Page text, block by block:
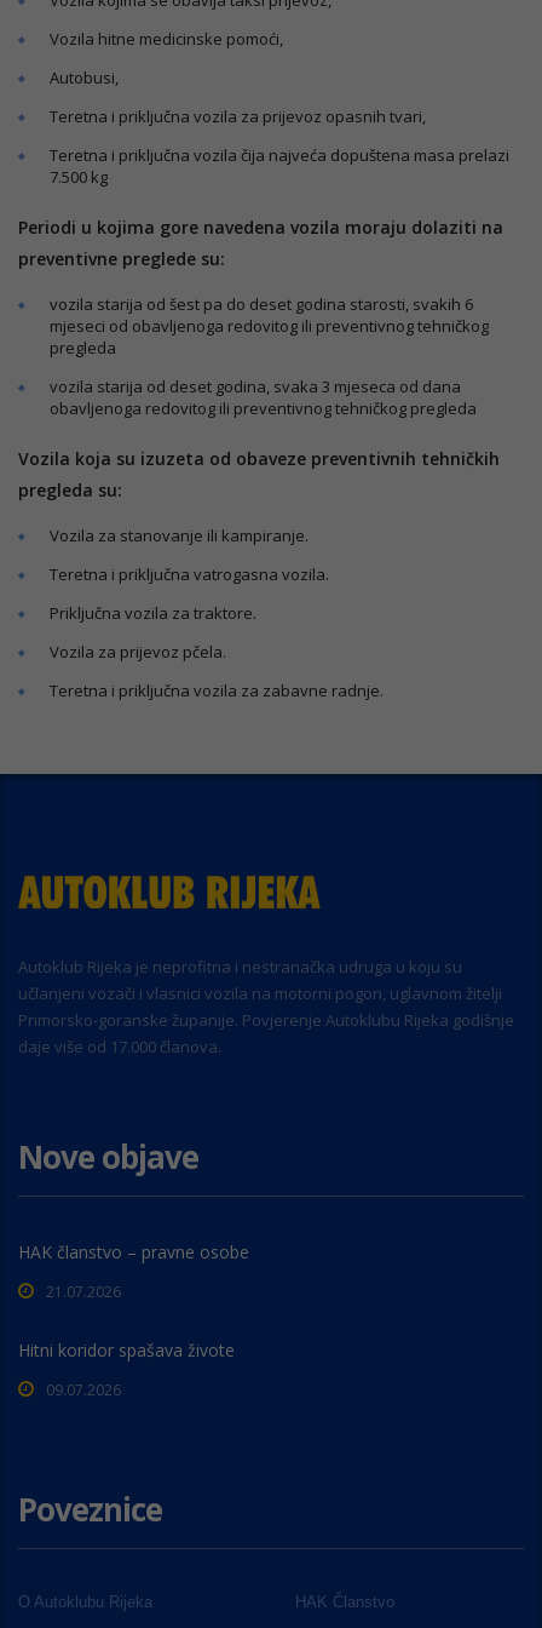
Vozila hitne medicinske pomoći,
Autobusi,
Teretna i priključna vozila za prijevoz opasnih tvari,
Teretna i priključna vozila čija najveća dopuštena masa prelazi
7.500 kg
Periodi u kojima gore navedena vozila moraju dolaziti na
preventivne preglede su:
vozila starija od šest pa do deset godina starosti, svakih 6
mjeseci od obavljenoga redovitog ili preventivnog tehničkog
pregleda
vozila starija od deset godina, svaka 3 mjeseca od dana
obavljenoga redovitog ili preventivnog tehničkog pregleda
Vozila koja su izuzeta od obaveze preventivnih tehničkih
pregleda su:
Vozila za stanovanje ili kampiranje.
Teretna i priključna vatrogasna vozila.
Priključna vozila za traktore.
Vozila za prijevoz pčela.
Teretna i priključna vozila za zabavne radnje.
Autoklub Rijeka je neprofitna i nestranačka udruga u koju su
učlanjeni vozači i vlasnici vozila na motorni pogon, uglavnom žitelji
Primorsko-goranske županije. Povjerenje Autoklubu Rijeka godišnje
daje više od 17.000 članova.
Nove objave
HAK članstvo – pravne osobe
21.07.2026
Hitni koridor spašava živote
09.07.2026
Poveznice
O Autoklubu Rijeka HAK Članstvo